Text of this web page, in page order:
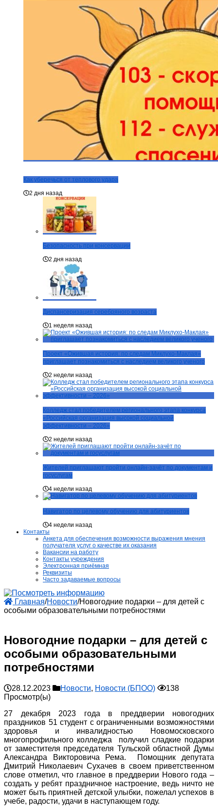
Как уберечься от теплового удара
2 дня назад
Безопасность при консервации
2 дня назад
Диспансеризация серебряного возраста
1 неделя назад
Проект «Ожившая история: по следам Миклухо-Маклая»
приглашает познакомиться с наследием великого ученого
2 недели назад
Колледж стал победителем регионального этапа конкурса
«Российская организация высокой социальной
эффективности – 2026»
2 недели назад
Жителей приглашают пройти онлайн-зачёт по документам и
госуслугам
4 недели назад
Навигатор по целевому обучению для абитуриентов
4 недели назад
Контакты
Анкета для обеспечения возможности выражения мнения
получателя услуг о качестве их оказания
Вакансии на работу
Контакты учреждения
Электронная приёмная
Реквизиты
Часто задаваемые вопросы
Главная/Новости/Новогодние подарки – для детей с
особыми образовательными потребностями
Новогодние подарки – для детей с
особыми образовательными
потребностями
28.12.2023 Новости, Новости (БПОО)
138
Просмотр(ы)
27 декабря 2023 года в преддверии новогодних
праздников 51 студент с ограниченными возможностями
здоровья и инвалидностью Новомосковского
многопрофильного колледжа получил сладкие подарки
от заместителя председателя Тульской областной Думы
Александра Викторовича Рема. Помощник депутата
Дмитрий Николаевич Сухачев в своем приветственном
слове отметил, что главное в преддверии Нового года –
создать у ребят праздничное настроение, ведь ничто не
может быть приятней детской улыбки, пожелал успехов в
учебе, радости, удачи в наступающем году.